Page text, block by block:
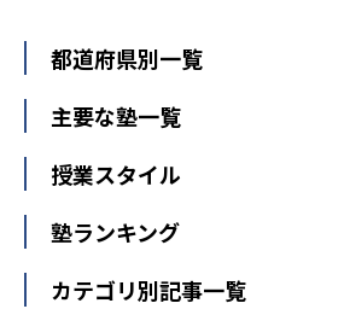
都道府県別一覧
北海道・東北
山形県
福島県
関東
東京都
神奈川県
栃木県
群馬県
主要な塾一覧
【掲載塾一覧を見る】
東京個別指導学院
明光義塾
授業スタイル
個別指導
オンライン指導
塾ランキング
中学受験ランキング
カテゴリ別記事一覧